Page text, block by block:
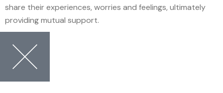
share their experiences, worries and feelings, ultimately
providing mutual support.